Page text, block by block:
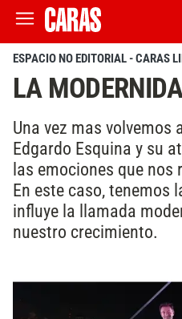
ESPACIO NO EDITORIAL - CARAS
LA
Una vez mas volvemos
Edgardo Esquina y su
las emociones que nos
En este caso, tenemos
influye la llamada
nuestro crecimiento.